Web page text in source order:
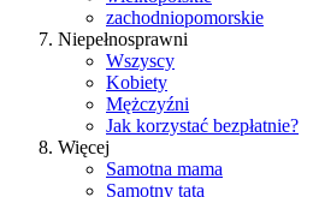
zachodniopomorskie
Niepełnosprawni
Wszyscy
Kobiety
Mężczyźni
Jak korzystać bezpłatnie?
Więcej
Samotna mama
Samotny tata